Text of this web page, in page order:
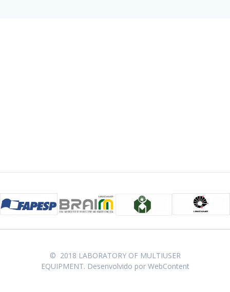
© 2018 LABORATORY OF MULTIUSER
EQUIPMENT. Desenvolvido por WebContent